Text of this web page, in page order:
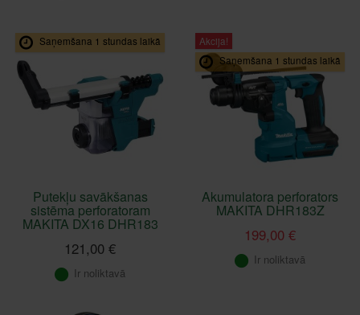
Saņemšana 1 stundas laikā
Putekļu savākšanas
sistēma perforatoram
MAKITA DX16 DHR183
121,00 €
Ir noliktavā
Akcija!
Saņemšana 1 stundas laikā
Akumulatora perforators
MAKITA DHR183Z
199,00 €
Ir noliktavā